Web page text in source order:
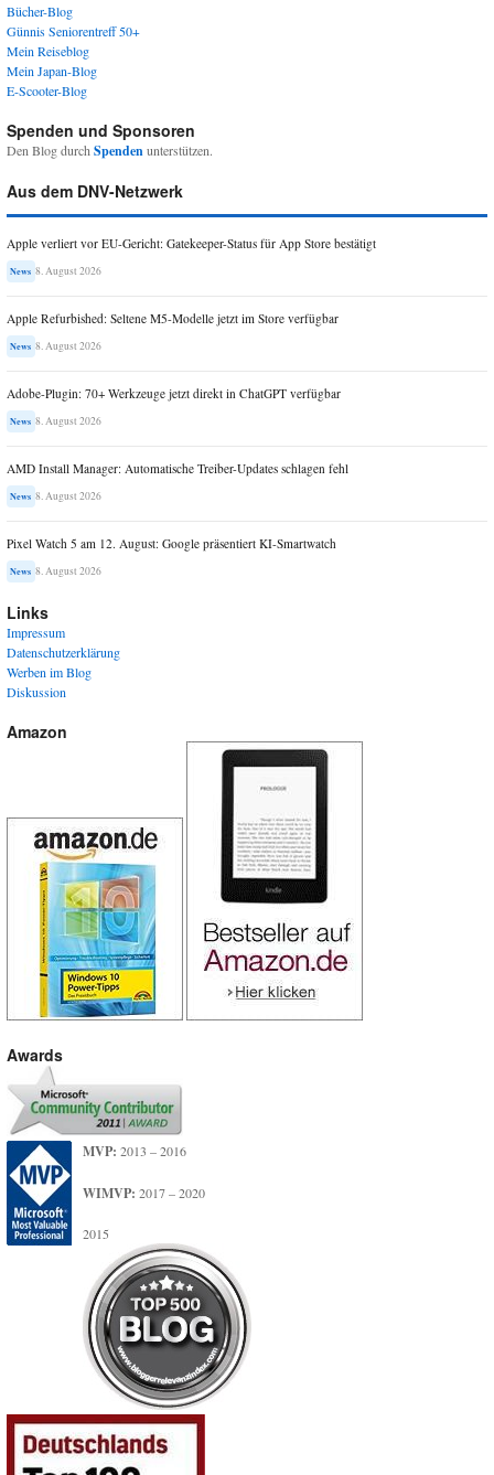
Bücher-Blog
Günnis Seniorentreff 50+
Mein Reiseblog
Mein Japan-Blog
E-Scooter-Blog
Spenden und Sponsoren
Den Blog durch Spendenunterstützen.
Aus dem DNV-Netzwerk
Apple verliert vor EU-Gericht: Gatekeeper-Status für App Store bestätigt
News 8. August 2026
Apple Refurbished: Seltene M5-Modelle jetzt im Store verfügbar
News 8. August 2026
Adobe-Plugin: 70+ Werkzeuge jetzt direkt in ChatGPT verfügbar
News 8. August 2026
AMD Install Manager: Automatische Treiber-Updates schlagen fehl
News 8. August 2026
Pixel Watch 5 am 12. August: Google präsentiert KI-Smartwatch
News 8. August 2026
Links
Impressum
Datenschutzerklärung
Werben im Blog
Diskussion
Amazon
Awards
MVP: 2013 – 2016
WIMVP: 2017 – 2020
2015